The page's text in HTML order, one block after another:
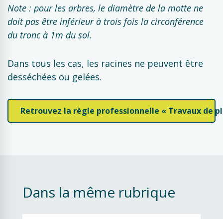
Note : pour les arbres, le diamètre de la motte ne
doit pas être inférieur à trois fois la circonférence
du tronc à 1m du sol.
Dans tous les cas, les racines ne peuvent être
desséchées ou gelées.
Retrouvez la règle professionnelle « Travaux de
Dans la même rubrique